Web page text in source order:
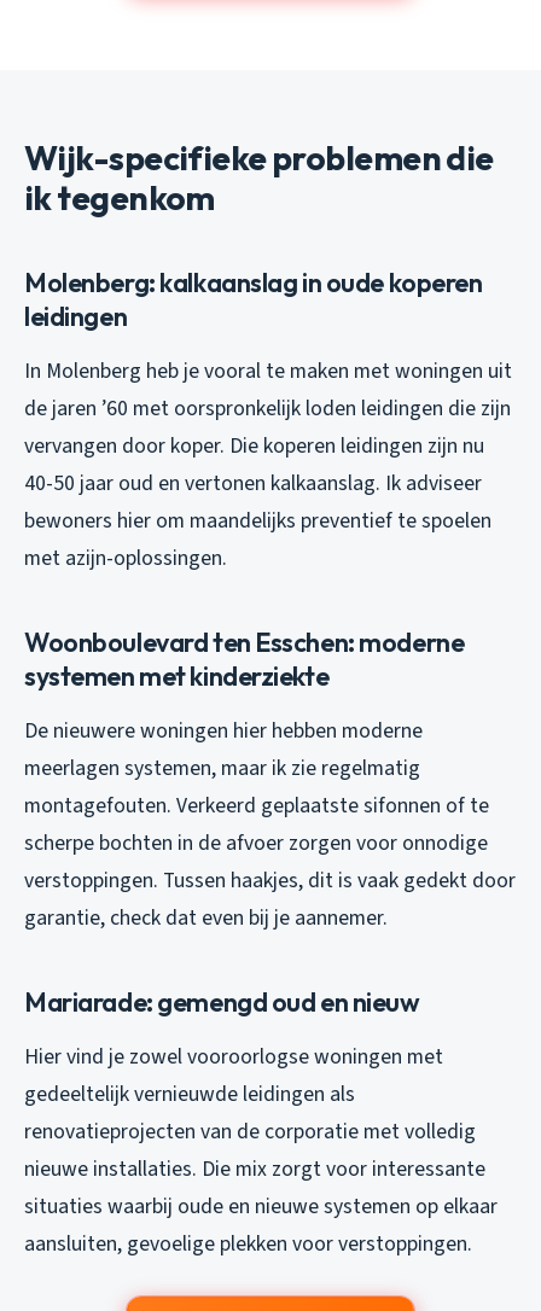
Wijk-specifieke problemen die
ik tegenkom
Molenberg: kalkaanslag in oude koperen
leidingen
In Molenberg heb je vooral te maken met woningen uit
de jaren ’60 met oorspronkelijk loden leidingen die zijn
vervangen door koper. Die koperen leidingen zijn nu
40-50 jaar oud en vertonen kalkaanslag. Ik adviseer
bewoners hier om maandelijks preventief te spoelen
met azijn-oplossingen.
Woonboulevard ten Esschen: moderne
systemen met kinderziekte
De nieuwere woningen hier hebben moderne
meerlagen systemen, maar ik zie regelmatig
montagefouten. Verkeerd geplaatste sifonnen of te
scherpe bochten in de afvoer zorgen voor onnodige
verstoppingen. Tussen haakjes, dit is vaak gedekt door
garantie, check dat even bij je aannemer.
Mariarade: gemengd oud en nieuw
Hier vind je zowel vooroorlogse woningen met
gedeeltelijk vernieuwde leidingen als
renovatieprojecten van de corporatie met volledig
nieuwe installaties. Die mix zorgt voor interessante
situaties waarbij oude en nieuwe systemen op elkaar
aansluiten, gevoelige plekken voor verstoppingen.